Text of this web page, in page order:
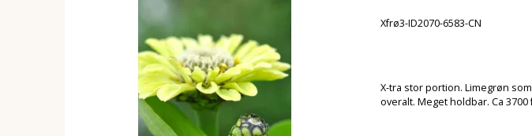
Xfrø3-ID2070-6583-CN
X-tra stor portion. Limegrøn
overalt. Meget holdbar. Ca 3700